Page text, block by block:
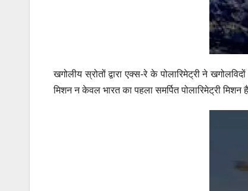
खगोलीय स्रोतों द्वारा एक्स-रे के पोलारिमेट्री ने
मिशन न केवल भारत का पहला समर्पित पोलारिमेट्री